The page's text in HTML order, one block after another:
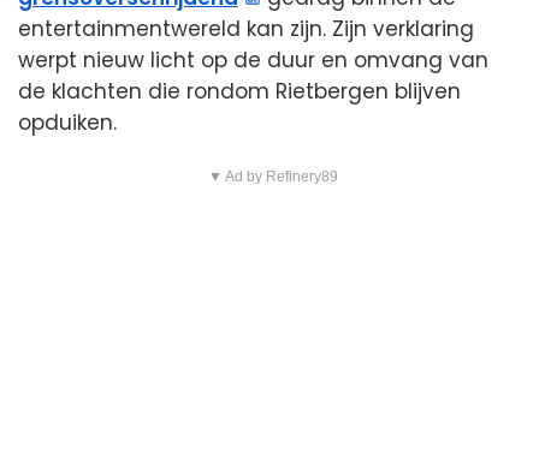
entertainmentwereld kan zijn. Zijn verklaring
werpt nieuw licht op de duur en omvang van
de klachten die rondom Rietbergen blijven
opduiken.
▼ Ad by Refinery89